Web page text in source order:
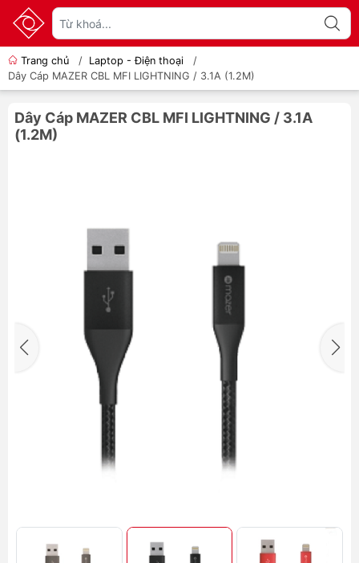
Trang chủ / Laptop - Điện thoại
/
Dây Cáp MAZER CBL MFI LIGHTNING / 3.1A (1.2M)
Dây Cáp MAZER CBL MFI LIGHTNING / 3.1A
(1.2M)